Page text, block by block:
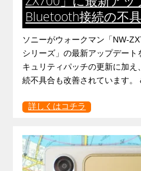
Bluetooth接続の不
ソニーがウォークマン「NW-
シリーズ」の最新アップデー
キュリティパッチの更新に加
続不具合も改善されています
詳しくはコチラ